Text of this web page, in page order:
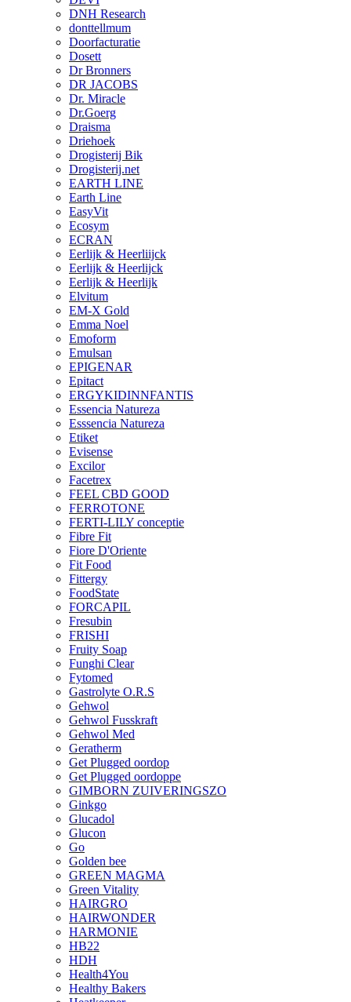
DNH Research
donttellmum
Doorfacturatie
Dosett
Dr Bronners
DR JACOBS
Dr. Miracle
Dr.Goerg
Draisma
Driehoek
Drogisterij Bik
Drogisterij.net
EARTH LINE
Earth Line
EasyVit
Ecosym
ECRAN
Eerlijk & Heerliijck
Eerlijk & Heerlijck
Eerlijk & Heerlijk
Elvitum
EM-X Gold
Emma Noel
Emoform
Emulsan
EPIGENAR
Epitact
ERGYKIDINNFANTIS
Essencia Natureza
Esssencia Natureza
Etiket
Evisense
Excilor
Facetrex
FEEL CBD GOOD
FERROTONE
FERTI-LILY conceptie
Fibre Fit
Fiore D'Oriente
Fit Food
Fittergy
FoodState
FORCAPIL
Fresubin
FRISHI
Fruity Soap
Funghi Clear
Fytomed
Gastrolyte O.R.S
Gehwol
Gehwol Fusskraft
Gehwol Med
Geratherm
Get Plugged oordop
Get Plugged oordoppe
GIMBORN ZUIVERINGSZO
Ginkgo
Glucadol
Glucon
Go
Golden bee
GREEN MAGMA
Green Vitality
HAIRGRO
HAIRWONDER
HARMONIE
HB22
HDH
Health4You
Healthy Bakers